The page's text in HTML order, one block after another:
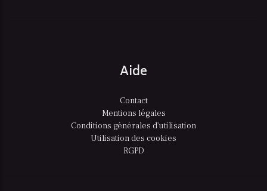
Aide
Contact
Mentions légales
Conditions générales d'utilisation
Utilisation des cookies
RGPD